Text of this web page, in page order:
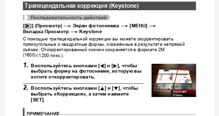
Трапецеидальная коррекция (Keystone)
p ] (Просмотр) * Экран фотоснимка * [MENU] *
Вкладка Просмотр * Keystone
С помощью трапецеидальной коррекции вы можете скорректировать
прямоугольные и квадратные формы, искажённые в результате непрямой
съёмки. Откорректированный снимок сохраняется в формате 2M
(1600x 1200 пикс.).
1. Воспользуйтесь кнопками [4] и [6], чтобы
выбрать форму на фотоснимке, которую вы
хотите откорректировать.
2. Воспользуйтесь кнопками [ 8 ] и 2 ], чтобы
выбрать « Коррекция», а затем нажмите
[SET].